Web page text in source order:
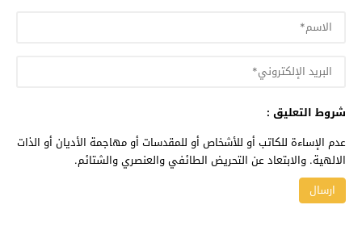
شروط التعليق :
عدم الإساءة للكاتب أو للأشخاص أو للمقدسات أو مهاجمة الأديان أو الذات
الالهية. والابتعاد عن التحريض الطائفي والعنصري والشتائم.